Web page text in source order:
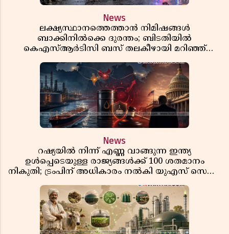
News
ലക്ഷ്യസ്ഥാനത്തെത്താൻ നിമിഷങ്ങൾ
ബാക്കിനിൽക്കെ ദുരന്തം; ബിടതിയിൽ
കെഎസ്ആർടിസി ബസ് തലകീഴായി മറിഞ്ഞ്
News
റഷ്യയിൽ നിന്ന് എണ്ണ വാങ്ങുന്ന ഇന്ത്യ
ഉൾപ്പെടെയുള്ള രാജ്യങ്ങൾക്ക് 100 ശതമാനം
നികുതി; ട്രംപിന് അധികാരം നൽകി യുഎസ് സെനറ്റ്